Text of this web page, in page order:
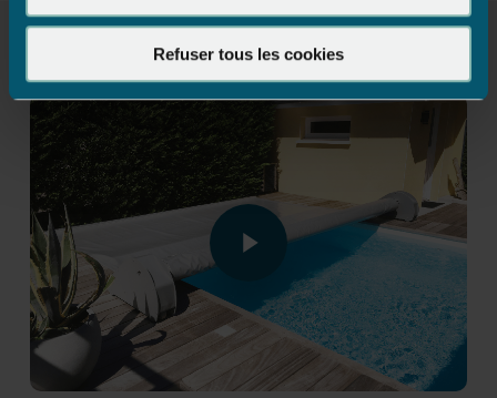
Refuser tous les cookies
DÉCOUVREZ THELMA EN
Play Video